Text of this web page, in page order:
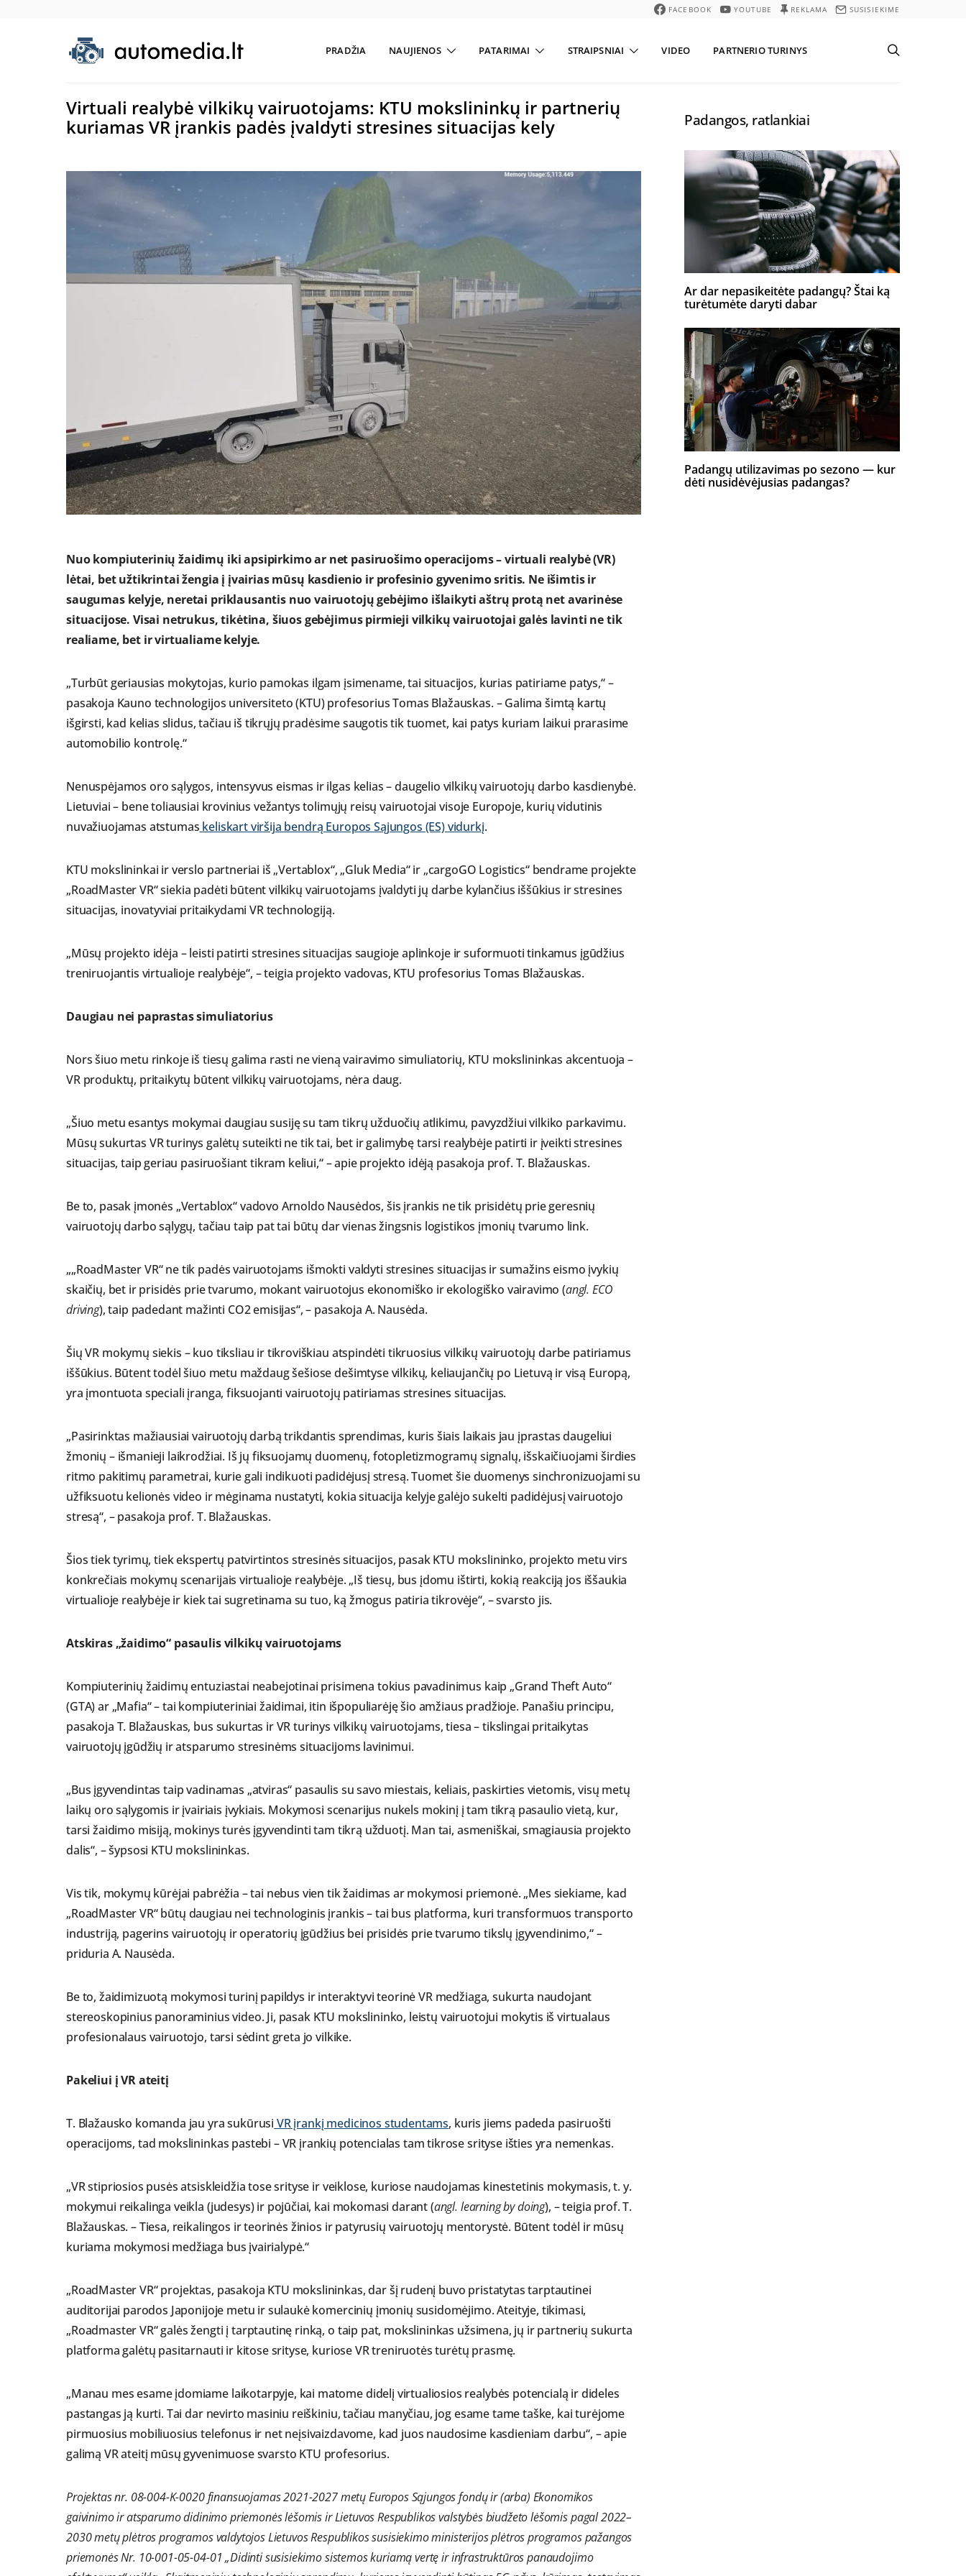
FACEBOOK YOUTUBE REKLAMA SUSISIEKIME
PRADŽIA NAUJIENOS PATARIMAI STRAIPSNIAI VIDEO PARTNERIO TURINYS
Virtuali realybė vilkikų vairuotojams: KTU mokslininkų ir partnerių
kuriamas VR įrankis padės įvaldyti stresines situacijas kely
Nuo kompiuterinių žaidimų iki apsipirkimo ar net pasiruošimo operacijoms – virtuali realybė (VR)
lėtai, bet užtikrintai žengia į įvairias mūsų kasdienio ir profesinio gyvenimo sritis. Ne išimtis ir
saugumas kelyje, neretai priklausantis nuo vairuotojų gebėjimo išlaikyti aštrų protą net avarinėse
situacijose. Visai netrukus, tikėtina, šiuos gebėjimus pirmieji vilkikų vairuotojai galės lavinti ne tik
realiame, bet ir virtualiame kelyje.
„Turbūt geriausias mokytojas, kurio pamokas ilgam įsimename, tai situacijos, kurias patiriame patys,“ –
pasakoja Kauno technologijos universiteto (KTU) profesorius Tomas Blažauskas. – Galima šimtą kartų
išgirsti, kad kelias slidus, tačiau iš tikrųjų pradėsime saugotis tik tuomet, kai patys kuriam laikui prarasime
automobilio kontrolę.“
Nenuspėjamos oro sąlygos, intensyvus eismas ir ilgas kelias – daugelio vilkikų vairuotojų darbo kasdienybė.
Lietuviai – bene toliausiai krovinius vežantys tolimųjų reisų vairuotojai visoje Europoje, kurių vidutinis
nuvažiuojamas atstumas keliskart viršija bendrą Europos Sąjungos (ES) vidurkį.
KTU mokslininkai ir verslo partneriai iš „Vertablox“, „Gluk Media“ ir „cargoGO Logistics“ bendrame projekte
„RoadMaster VR“ siekia padėti būtent vilkikų vairuotojams įvaldyti jų darbe kylančius iššūkius ir stresines
situacijas, inovatyviai pritaikydami VR technologiją.
„Mūsų projekto idėja – leisti patirti stresines situacijas saugioje aplinkoje ir suformuoti tinkamus įgūdžius
treniruojantis virtualioje realybėje“, – teigia projekto vadovas, KTU profesorius Tomas Blažauskas.
Daugiau nei paprastas simuliatorius
Nors šiuo metu rinkoje iš tiesų galima rasti ne vieną vairavimo simuliatorių, KTU mokslininkas akcentuoja –
VR produktų, pritaikytų būtent vilkikų vairuotojams, nėra daug.
„Šiuo metu esantys mokymai daugiau susiję su tam tikrų užduočių atlikimu, pavyzdžiui vilkiko parkavimu.
Mūsų sukurtas VR turinys galėtų suteikti ne tik tai, bet ir galimybę tarsi realybėje patirti ir įveikti stresines
situacijas, taip geriau pasiruošiant tikram keliui,“ – apie projekto idėją pasakoja prof. T. Blažauskas.
Be to, pasak įmonės „Vertablox“ vadovo Arnoldo Nausėdos, šis įrankis ne tik prisidėtų prie geresnių
vairuotojų darbo sąlygų, tačiau taip pat tai būtų dar vienas žingsnis logistikos įmonių tvarumo link.
„„RoadMaster VR“ ne tik padės vairuotojams išmokti valdyti stresines situacijas ir sumažins eismo įvykių
skaičių, bet ir prisidės prie tvarumo, mokant vairuotojus ekonomiško ir ekologiško vairavimo (angl. ECO
driving), taip padedant mažinti CO2 emisijas“, – pasakoja A. Nausėda.
Šių VR mokymų siekis – kuo tiksliau ir tikroviškiau atspindėti tikruosius vilkikų vairuotojų darbe patiriamus
iššūkius. Būtent todėl šiuo metu maždaug šešiose dešimtyse vilkikų, keliaujančių po Lietuvą ir visą Europą,
yra įmontuota speciali įranga, fiksuojanti vairuotojų patiriamas stresines situacijas.
„Pasirinktas mažiausiai vairuotojų darbą trikdantis sprendimas, kuris šiais laikais jau įprastas daugeliui
žmonių – išmanieji laikrodžiai. Iš jų fiksuojamų duomenų, fotopletizmogramų signalų, išskaičiuojami širdies
ritmo pakitimų parametrai, kurie gali indikuoti padidėjusį stresą. Tuomet šie duomenys sinchronizuojami su
užfiksuotu kelionės video ir mėginama nustatyti, kokia situacija kelyje galėjo sukelti padidėjusį vairuotojo
stresą“, – pasakoja prof. T. Blažauskas.
Šios tiek tyrimų, tiek ekspertų patvirtintos stresinės situacijos, pasak KTU mokslininko, projekto metu virs
konkrečiais mokymų scenarijais virtualioje realybėje. „Iš tiesų, bus įdomu ištirti, kokią reakciją jos iššaukia
virtualioje realybėje ir kiek tai sugretinama su tuo, ką žmogus patiria tikrovėje“, – svarsto jis.
Atskiras „žaidimo“ pasaulis vilkikų vairuotojams
Kompiuterinių žaidimų entuziastai neabejotinai prisimena tokius pavadinimus kaip „Grand Theft Auto“
(GTA) ar „Mafia“ – tai kompiuteriniai žaidimai, itin išpopuliarėję šio amžiaus pradžioje. Panašiu principu,
pasakoja T. Blažauskas, bus sukurtas ir VR turinys vilkikų vairuotojams, tiesa – tikslingai pritaikytas
vairuotojų įgūdžių ir atsparumo stresinėms situacijoms lavinimui.
„Bus įgyvendintas taip vadinamas „atviras“ pasaulis su savo miestais, keliais, paskirties vietomis, visų metų
laikų oro sąlygomis ir įvairiais įvykiais. Mokymosi scenarijus nukels mokinį į tam tikrą pasaulio vietą, kur,
tarsi žaidimo misiją, mokinys turės įgyvendinti tam tikrą užduotį. Man tai, asmeniškai, smagiausia projekto
dalis“, – šypsosi KTU mokslininkas.
Vis tik, mokymų kūrėjai pabrėžia – tai nebus vien tik žaidimas ar mokymosi priemonė. „Mes siekiame, kad
„RoadMaster VR“ būtų daugiau nei technologinis įrankis – tai bus platforma, kuri transformuos transporto
industriją, pagerins vairuotojų ir operatorių įgūdžius bei prisidės prie tvarumo tikslų įgyvendinimo,“ –
priduria A. Nausėda.
Be to, žaidimizuotą mokymosi turinį papildys ir interaktyvi teorinė VR medžiaga, sukurta naudojant
stereoskopinius panoraminius video. Ji, pasak KTU mokslininko, leistų vairuotojui mokytis iš virtualaus
profesionalaus vairuotojo, tarsi sėdint greta jo vilkike.
Pakeliui į VR ateitį
T. Blažausko komanda jau yra sukūrusi VR įrankį medicinos studentams, kuris jiems padeda pasiruošti
operacijoms, tad mokslininkas pastebi – VR įrankių potencialas tam tikrose srityse išties yra nemenkas.
„VR stipriosios pusės atsiskleidžia tose srityse ir veiklose, kuriose naudojamas kinestetinis mokymasis, t. y.
mokymui reikalinga veikla (judesys) ir pojūčiai, kai mokomasi darant (angl. learning by doing), – teigia prof. T.
Blažauskas. – Tiesa, reikalingos ir teorinės žinios ir patyrusių vairuotojų mentorystė. Būtent todėl ir mūsų
kuriama mokymosi medžiaga bus įvairialypė.“
„RoadMaster VR“ projektas, pasakoja KTU mokslininkas, dar šį rudenį buvo pristatytas tarptautinei
auditorijai parodos Japonijoje metu ir sulaukė komercinių įmonių susidomėjimo. Ateityje, tikimasi,
„Roadmaster VR“ galės žengti į tarptautinę rinką, o taip pat, mokslininkas užsimena, jų ir partnerių sukurta
platforma galėtų pasitarnauti ir kitose srityse, kuriose VR treniruotės turėtų prasmę.
„Manau mes esame įdomiame laikotarpyje, kai matome didelį virtualiosios realybės potencialą ir dideles
pastangas ją kurti. Tai dar nevirto masiniu reiškiniu, tačiau manyčiau, jog esame tame taške, kai turėjome
pirmuosius mobiliuosius telefonus ir net neįsivaizdavome, kad juos naudosime kasdieniam darbu“, – apie
galimą VR ateitį mūsų gyvenimuose svarsto KTU profesorius.
Projektas nr. 08-004-K-0020 finansuojamas 2021-2027 metų Europos Sąjungos fondų ir (arba) Ekonomikos
gaivinimo ir atsparumo didinimo priemonės lėšomis ir Lietuvos Respublikos valstybės biudžeto lėšomis pagal 2022–
2030 metų plėtros programos valdytojos Lietuvos Respublikos susisiekimo ministerijos plėtros programos pažangos
priemonės Nr. 10-001-05-04-01 „Didinti susisiekimo sistemos kuriamą vertę ir infrastruktūros panaudojimo
Padangos, ratlankiai
Ar dar nepasikeitėte padangų? Štai ką
turėtumėte daryti dabar
Padangų utilizavimas po sezono — kur
dėti nusidėvėjusias padangas?